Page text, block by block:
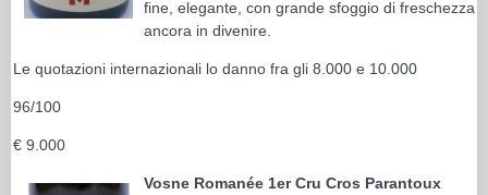
fine, elegante, con grande sfoggio di freschezza
ancora in divenire.
Le quotazioni internazionali lo danno fra gli 8.000 e 10.000
96/100
€ 9.000
Vosne Romanée 1er Cru Cros Parantoux